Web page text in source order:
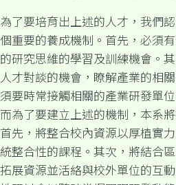
為了要培育出上述的人才，我們
個重要的養成機制。首先，必須
的研究思維的學習及訓練機會。
人才對談的機會，瞭解產業的相
須要時常接觸相關的產業研發單
而為了要建立上述的機制，本系
首先，將整合校內資源以厚植實
統整合性的課程。其次，將結合
拓展資源並活絡與校外單位的互